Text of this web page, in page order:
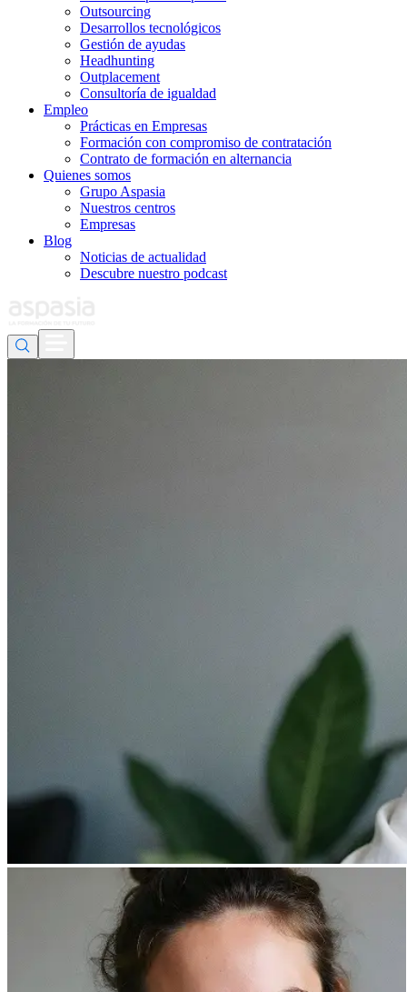
Outsourcing
Desarrollos tecnológicos
Gestión de ayudas
Headhunting
Outplacement
Consultoría de igualdad
Empleo
Prácticas en Empresas
Formación con compromiso de contratación
Contrato de formación en alternancia
Quienes somos
Grupo Aspasia
Nuestros centros
Empresas
Blog
Noticias de actualidad
Descubre nuestro podcast